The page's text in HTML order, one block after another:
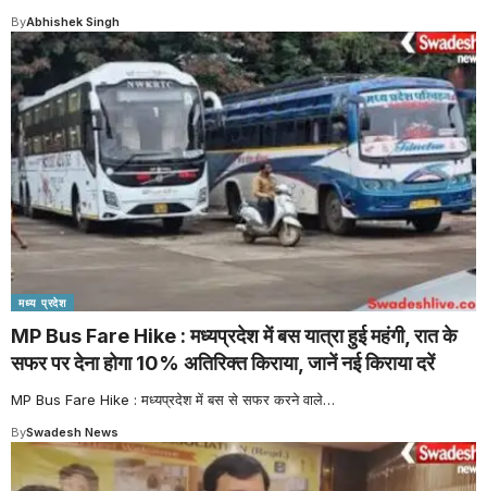
ByAbhishek Singh
मध्य प्रदेश
MP Bus Fare Hike : मध्यप्रदेश में बस यात्रा हुई महंगी, रात के
सफर पर देना होगा 10% अतिरिक्त किराया, जानें नई किराया दरें
MP Bus Fare Hike : मध्यप्रदेश में बस से सफर करने वाले…
BySwadesh News